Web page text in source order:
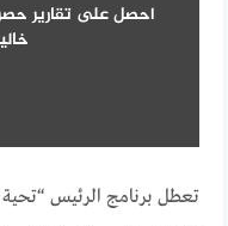
احصل على تقارير
تعطل برنامج الرئيس